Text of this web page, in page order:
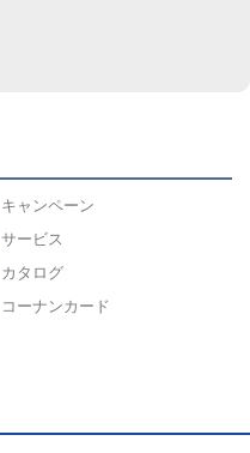
キャンペーン
サービス
カタログ
コーナンカード